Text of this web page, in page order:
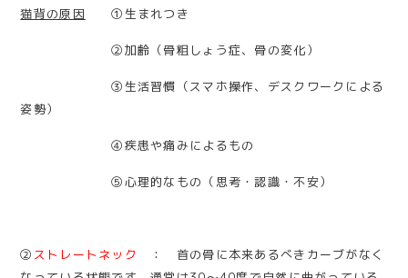
猫背の原因
①生まれつき
②加齢（骨粗しょう症、骨の変化）
③生活習慣（スマホ操作、デスクワークによる
姿勢）
④疾患や痛みによるもの
⑤心理的なもの（思考・認識・不安）
② ストレートネック
： 首の骨に本来あるべきカーブがなく